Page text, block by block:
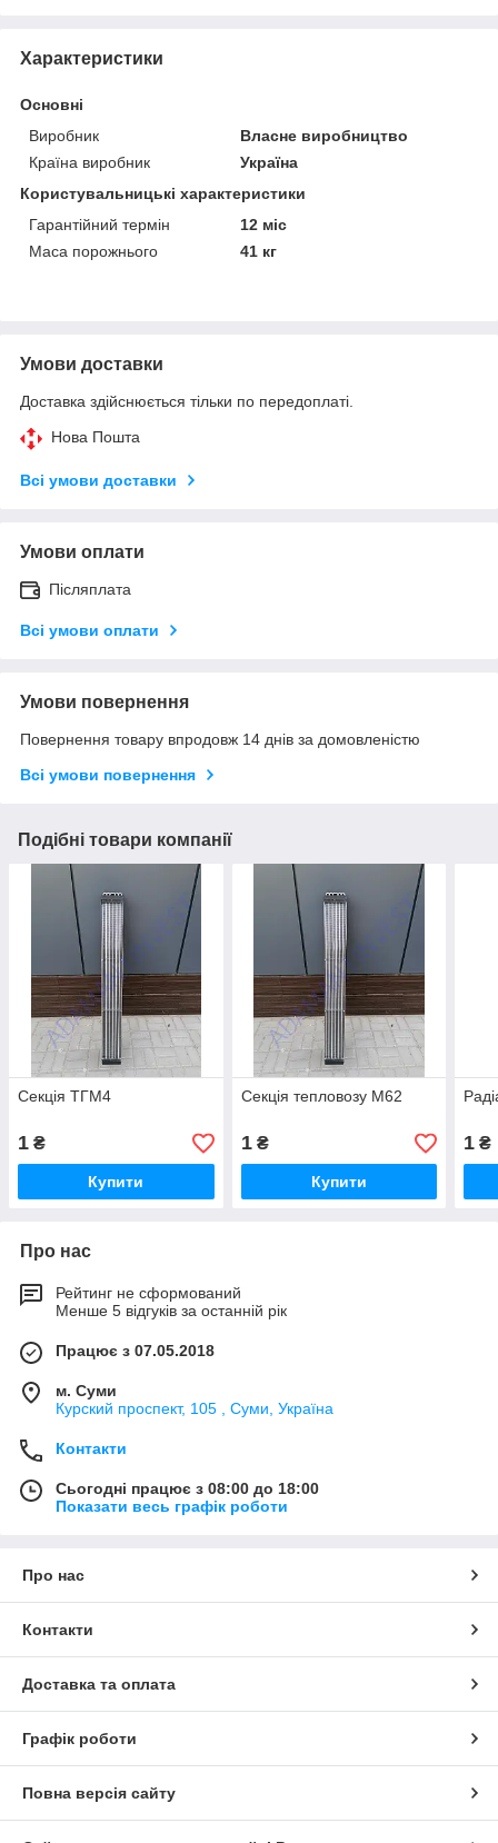
Характеристики
Основні
Виробник
Власне виробництво
Країна виробник
Україна
Користувальницькі характеристики
Гарантійний термін
12 міс
Маса порожнього
41 кг
Умови доставки
Доставка здійснюється тільки по передоплаті.
Нова Пошта
Всі умови доставки
Умови оплати
Післяплата
Всі умови оплати
Умови повернення
Повернення товару впродовж 14 днів за домовленістю
Всі умови повернення
Подібні товари компанії
Секція ТГМ4
1 ₴
Купити
Секція тепловозу М62
1₴
Купити
1 ₴
Про нас
Рейтинг не сформований
Менше 5 відгуків за останній рік
Працює з 07.05.2018
м. Суми
Курский проспект, 105 , Суми, Україна
Контакти
Сьогодні працює з 08:00 до 18:00
Показати весь графік роботи
Про нас
Контакти
Доставка та оплата
Графік роботи
Повна версія сайту